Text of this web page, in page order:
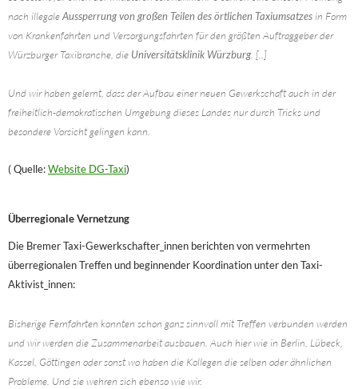
nach illegaleAussperrung von großen Teilen des örtlichen Taxiumsatzes in Form
von Krankenfahrten und Versorgungsfahrten für den größten Auftraggeber der
Würzburger Taxibranche, die Universitätsklinik Würzburg. [..]
Und wir haben gelernt, dass der Aufbau einer neuen Gewerkschaft auch in der
freiheitlich-demokratischen Umgebung dieses Landes nur durch Tricks und
besondere Vorsicht gelingen kann.
( Quelle:Website DG-Taxi)
Überregionale Vernetzung
Die Bremer Taxi-Gewerkschafter_innen berichten von vermehrten
überregionalen Treffen und beginnender Koordination unter den Taxi-
Aktivist_innen:
Bisherige Fernfahrten konnten schon ganz sinnvoll mit Treffen verbunden werden
und wir werden die Zusammenarbeit ausbauen. Auch hier wie in Berlin, Lübeck,
Kassel, Göttingen oder sonst wo haben die Kollegen die selben oder ähnlichen
Probleme. Und sie wehren sich ebenso wie wir.